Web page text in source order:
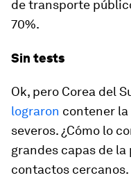
de transporte
70%.
Sin tests
Ok, pero Corea del
lograron contener
severos. ¿Cómo lo
grandes capas de
contactos cercanos.